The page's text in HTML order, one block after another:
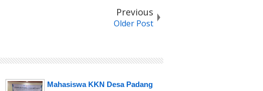
Previous
Older Post
Mahasiswa KKN Desa Padang